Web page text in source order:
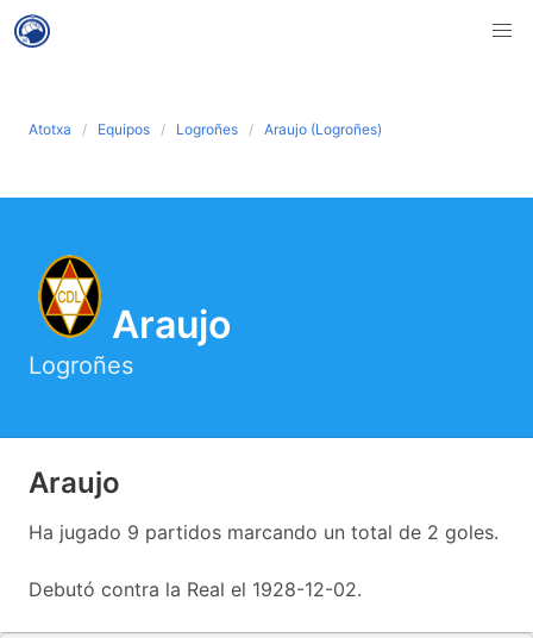
Atotxa Equipos Logroñes Araujo (Logroñes)
Araujo
Logroñes
Araujo
Ha jugado 9 partidos marcando un total de 2 goles.
Debutó contra la Real el 1928-12-02.